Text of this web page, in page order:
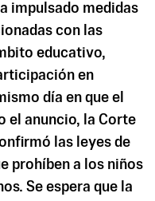
impulsado medidas
con las
educativo,
en
día en que el
el anuncio, la Corte
las leyes de
prohíben a los niños
Se espera que la